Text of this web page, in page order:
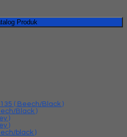
Produk
( Beech/Black )
Black )
)
)
black )